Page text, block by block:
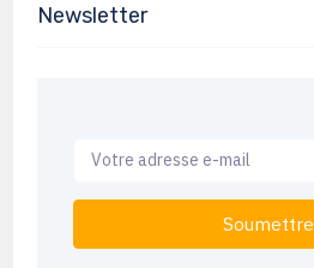
Newsletter
Soumettre